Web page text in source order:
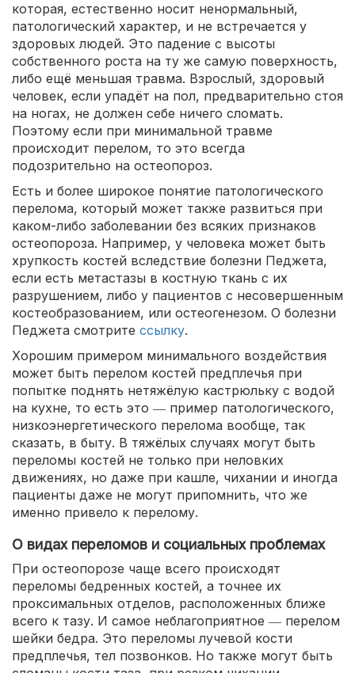
которая, естественно носит ненормальный,
патологический характер, и не встречается у
здоровых людей. Это падение с высоты
собственного роста на ту же самую поверхность,
либо ещё меньшая травма. Взрослый, здоровый
человек, если упадёт на пол, предварительно стоя
на ногах, не должен себе ничего сломать.
Поэтому если при минимальной травме
происходит перелом, то это всегда
подозрительно на остеопороз.
Есть и более широкое понятие патологического
перелома, который может также развиться при
каком-либо заболевании без всяких признаков
остеопороза. Например, у человека может быть
хрупкость костей вследствие болезни Педжета,
если есть метастазы в костную ткань с их
разрушением, либо у пациентов с несовершенным
костеобразованием, или остеогенезом. О болезни
Педжета смотрите ссылку.
Хорошим примером минимального воздействия
может быть перелом костей предплечья при
попытке поднять нетяжёлую кастрюльку с водой
на кухне, то есть это ― пример патологического,
низкоэнергетического перелома вообще, так
сказать, в быту. В тяжёлых случаях могут быть
переломы костей не только при неловких
движениях, но даже при кашле, чихании и иногда
пациенты даже не могут припомнить, что же
именно привело к перелому.
О видах переломов и социальных проблемах
При остеопорозе чаще всего происходят
переломы бедренных костей, а точнее их
проксимальных отделов, расположенных ближе
всего к тазу. И самое неблагоприятное ― перелом
шейки бедра. Это переломы лучевой кости
предплечья, тел позвонков. Но также могут быть